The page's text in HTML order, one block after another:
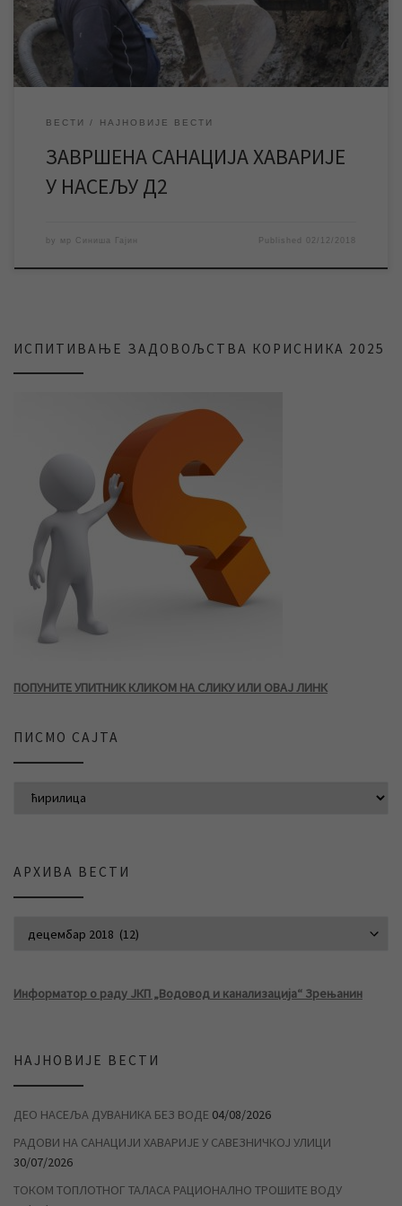
јавној водоводној мрежи у насељу Д2 на 4. јулу, услед […]
ВЕСТИ НАЈНОВИЈЕ ВЕСТИ
ЗАВРШЕНА САНАЦИЈА ХАВАРИЈЕ
У НАСЕЉУ Д2
by мр Синиша Гајин Published 02/12/2018
ИСПИТИВАЊЕ ЗАДОВОЉСТВА КОРИСНИКА 2025
ПОПУНИТЕ УПИТНИК КЛИКОМ НА СЛИКУ ИЛИ ОВАЈ ЛИНК
ПИСМО САЈТА
АРХИВА ВЕСТИ
Информатор о раду ЈКП „Водовод и канализација“ Зрењанин
НАЈНОВИЈЕ ВЕСТИ
ДЕО НАСЕЉА ДУВАНИКА БЕЗ ВОДЕ 04/08/2026
РАДОВИ НА САНАЦИЈИ ХАВАРИЈЕ У САВЕЗНИЧКОЈ УЛИЦИ
30/07/2026
ТОКОМ ТОПЛОТНОГ ТАЛАСА РАЦИОНАЛНО ТРОШИТЕ ВОДУ